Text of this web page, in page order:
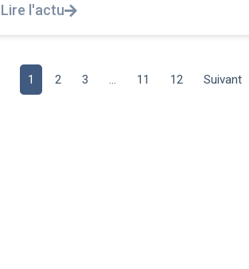
Lire l'actu
1 2 3 … 11 12 Suivant